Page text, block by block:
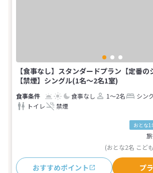
【食事なし】スタンダードプラン【定番の
【禁煙】シングル(1名～2名1室)
食事なし 1～2名 シン
トイレ
禁煙
おとな1
(おとな2名 こど
おすすめポイント プ